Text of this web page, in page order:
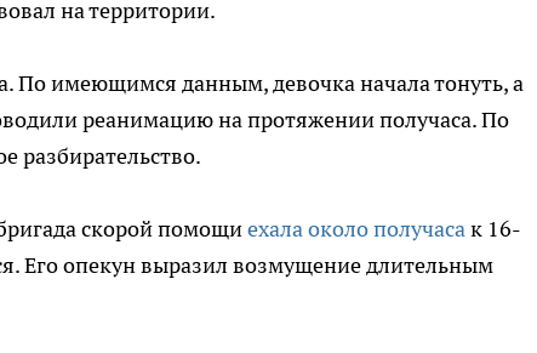
на территории.
По имеющимся данным, девочка начала тонуть, а
реанимацию на протяжении получаса. По
разбирательство.
скорой помощиехала около получасак 16-
Его опекун выразил возмущение длительным